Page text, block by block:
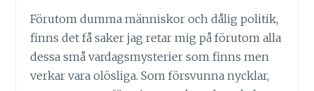
Förutom dumma människor och dålig politik,
finns det få saker jag retar mig på förutom alla
dessa små vardagsmysterier som finns men
verkar vara olösliga. Som försvunna nycklar,